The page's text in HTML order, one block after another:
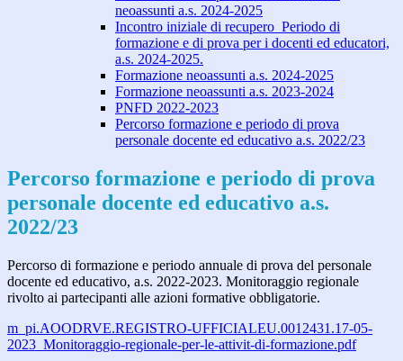
neoassunti a.s. 2024-2025
Incontro iniziale di recupero_Periodo di
formazione e di prova per i docenti ed educatori,
a.s. 2024-2025.
Formazione neoassunti a.s. 2024-2025
Formazione neoassunti a.s. 2023-2024
PNFD 2022-2023
Percorso formazione e periodo di prova
personale docente ed educativo a.s. 2022/23
Percorso formazione e periodo di prova
personale docente ed educativo a.s.
2022/23
Percorso di formazione e periodo annuale di prova del personale
docente ed educativo, a.s. 2022-2023. Monitoraggio regionale
rivolto ai partecipanti alle azioni formative obbligatorie.
m_pi.AOODRVE.REGISTRO-UFFICIALEU.0012431.17-05-
2023_Monitoraggio-regionale-per-le-attivit-di-formazione.pdf